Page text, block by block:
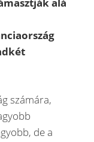
számára,
de a